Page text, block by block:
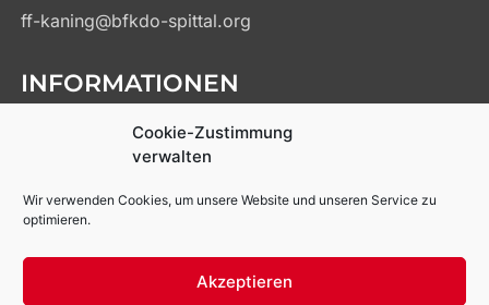
Cookie-Zustimmung
verwalten
Wir verwenden Cookies, um unsere Website und unseren Service zu
optimieren.
Akzeptieren
ff-kaning@bfkdo-spittal.org
INFORMATIONEN
Cookie-Richtlinien
Links